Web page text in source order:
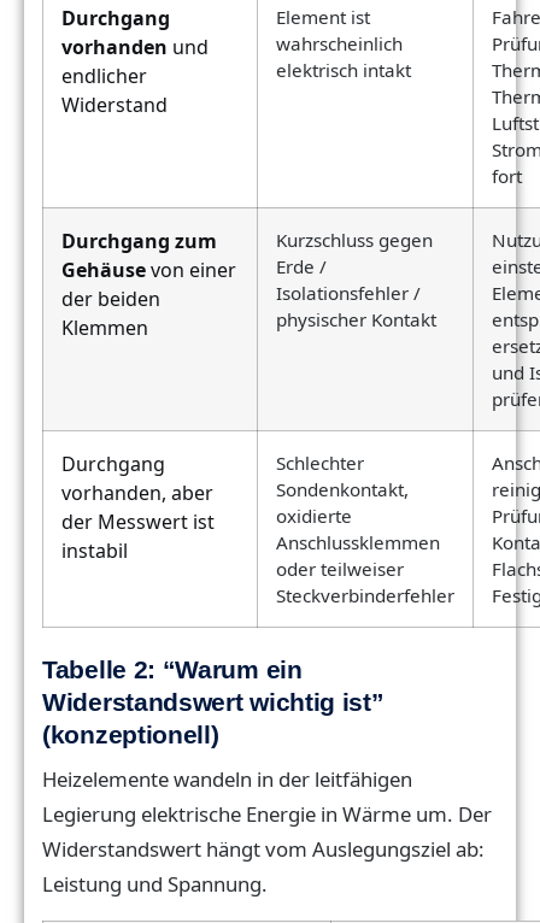
Durchgang
vorhanden und
endlicher
Widerstand
Element ist
wahrscheinlich
elektrisch intakt
fort
Durchgang zum
Gehäusevon einer
der beiden
Klemmen
Kurzschluss gegen
Erde /
Isolationsfehler /
physischer Kontakt
und
Durchgang
vorhanden, aber
der Messwert ist
instabil
Schlechter
Sondenkontakt,
oxidierte
Anschlussklemmen
oder teilweiser
Steckverbinderfehler
Tabelle 2: “Warum ein
Widerstandswert wichtig ist”
(konzeptionell)
Heizelemente wandeln in der leitfähigen
Legierung elektrische Energie in Wärme um. Der
Widerstandswert hängt vom Auslegungsziel ab:
Leistung und Spannung.